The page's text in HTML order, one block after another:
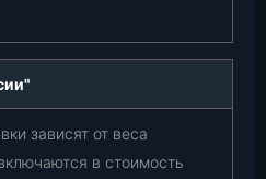
зависят от веса
в стоимость